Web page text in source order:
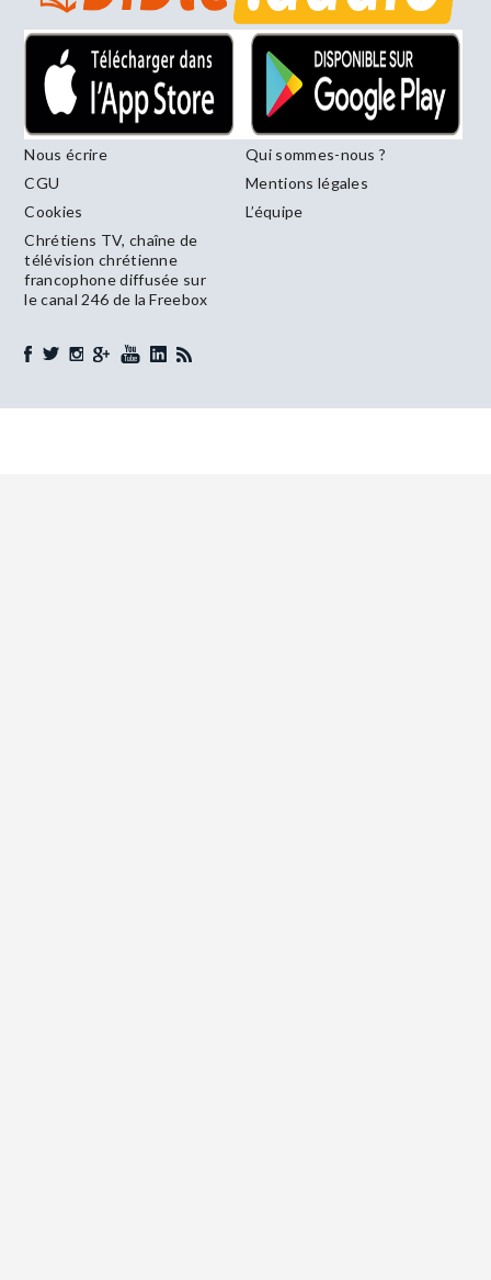
Nous écrire
Qui sommes-nous ?
CGU
Mentions légales
Cookies
L’équipe
Chrétiens TV, chaîne de
télévision chrétienne
francophone diffusée sur
le canal 246 de la Freebox